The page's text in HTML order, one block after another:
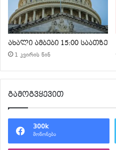
ახალი ამბები 15:00 საათზე
1 კვირის წინ
გამოგვყევით
300k
მოწონება